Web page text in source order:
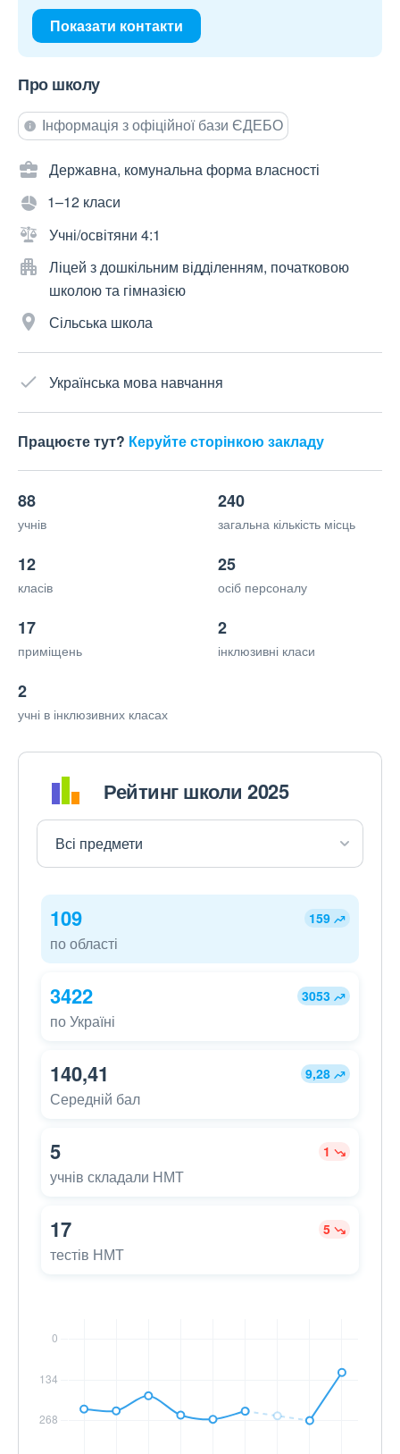
Показати контакти
Про школу
Інформація з офіційної бази ЄДЕБО
Державна, комунальна форма власності
1–12 класи
Учні/освітяни 4:1
Ліцей з дошкільним відділенням, початковою
школою та гімназією
Сільська школа
Українська мова навчання
Працюєте тут? Керуйте сторінкою закладу
88
учнів
240
загальна кількість місць
12
класів
25
осіб персоналу
17
приміщень
2
інклюзивні класи
2
учні в інклюзивних класах
Рейтинг школи 2025
109 159
по області
3422 3053
по Україні
140,41 9,28
Середній бал
5 1
учнів складали НМТ
17 5
тестів НМТ